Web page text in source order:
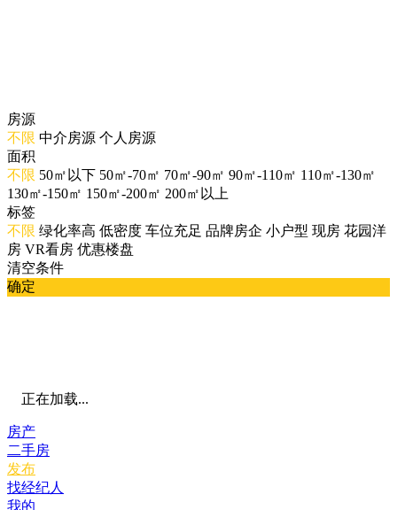
房源
不限 中介房源 个人房源
面积
不限 50㎡以下 50㎡-70㎡ 70㎡-90㎡ 90㎡-110㎡ 110㎡-130㎡
130㎡-150㎡ 150㎡-200㎡ 200㎡以上
标签
不限 绿化率高 低密度 车位充足 品牌房企 小户型 现房 花园洋
房 VR看房 优惠楼盘
清空条件
确定
正在加载...
房产
二手房
发布
找经纪人
我的